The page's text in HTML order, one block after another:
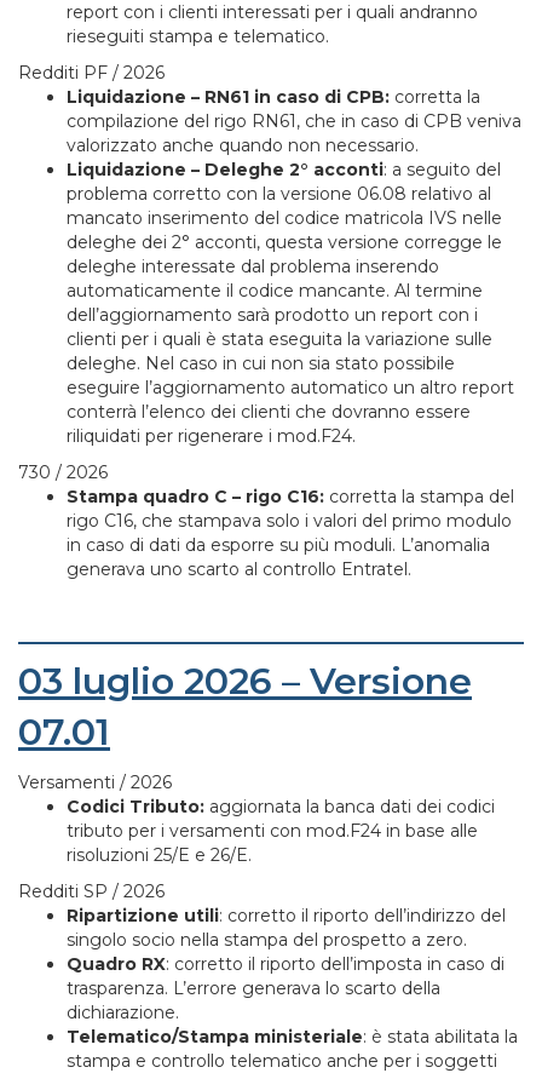
report con i clienti interessati per i quali andranno
rieseguiti stampa e telematico.
Redditi PF / 2026
Liquidazione – RN61 in caso di CPB: corretta la
compilazione del rigo RN61, che in caso di CPB veniva
valorizzato anche quando non necessario.
Liquidazione – Deleghe 2° acconti: a seguito del
problema corretto con la versione 06.08 relativo al
mancato inserimento del codice matricola IVS nelle
deleghe dei 2° acconti, questa versione corregge le
deleghe interessate dal problema inserendo
automaticamente il codice mancante. Al termine
dell’aggiornamento sarà prodotto un report con i
clienti per i quali è stata eseguita la variazione sulle
deleghe. Nel caso in cui non sia stato possibile
eseguire l’aggiornamento automatico un altro report
conterrà l’elenco dei clienti che dovranno essere
riliquidati per rigenerare i mod.F24.
730 / 2026
Stampa quadro C – rigo C16: corretta la stampa del
rigo C16, che stampava solo i valori del primo modulo
in caso di dati da esporre su più moduli. L’anomalia
generava uno scarto al controllo Entratel.
03 luglio 2026 – Versione
07.01
Versamenti / 2026
Codici Tributo: aggiornata la banca dati dei codici
tributo per i versamenti con mod.F24 in base alle
risoluzioni 25/E e 26/E.
Redditi SP / 2026
Ripartizione utili: corretto il riporto dell’indirizzo del
singolo socio nella stampa del prospetto a zero.
Quadro RX: corretto il riporto dell’imposta in caso di
trasparenza. L’errore generava lo scarto della
dichiarazione.
Telematico/Stampa ministeriale: è stata abilitata la
stampa e controllo telematico anche per i soggetti